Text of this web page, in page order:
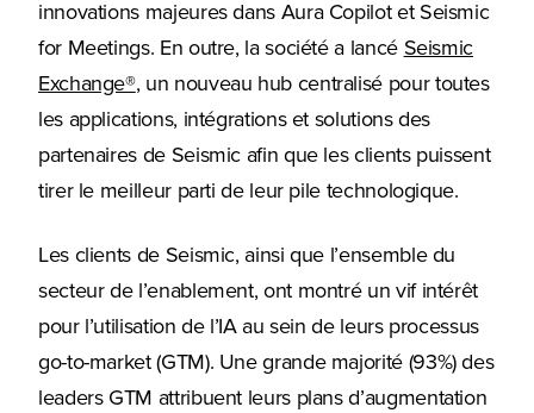
innovations majeures dans Aura Copilot et Seismic
for Meetings. En outre, la société a lancé Seismic
Exchange®(Opens in a new tab)
, un nouveau hub centralisé pour toutes
les applications, intégrations et solutions des
partenaires de Seismic afin que les clients puissent
tirer le meilleur parti de leur pile technologique.
Les clients de Seismic, ainsi que l’ensemble du
secteur de l’enablement, ont montré un vif intérêt
pour l’utilisation de l’IA au sein de leurs processus
go-to-market (GTM). Une grande majorité (93%) des
leaders GTM attribuent leurs plans d’augmentation